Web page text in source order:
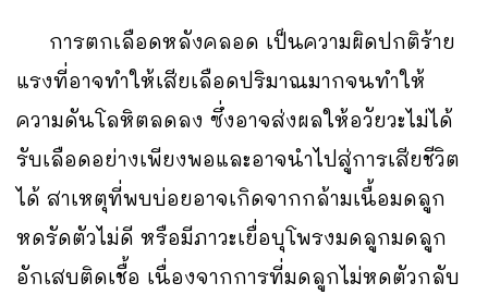
การตกเลือดหลังคลอด เป็นความผิดปกติร้าย
แรงที่อาจทำให้เสียเลือดปริมาณมากจนทำให้
ความดันโลหิตลดลง ซึ่งอาจส่งผลให้อวัยวะไม่ได้
รับเลือดอย่างเพียงพอและอาจนำไปสู่การเสียชีวิต
ได้ สาเหตุที่พบบ่อยอาจเกิดจากกล้ามเนื้อมดลูก
หดรัดตัวไม่ดี หรือมีภาวะเยื่อบุโพรงมดลูกมดลูก
อักเสบติดเชื้อ เนื่องจากการที่มดลูกไม่หดตัวกลับ